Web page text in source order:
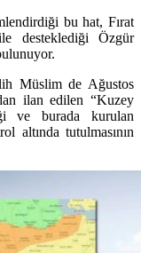
bu hat, Fırat
desteklediği Özgür
Müslim de Ağustos
ilan edilen “Kuzey
ve burada kurulan
altında tutulmasının